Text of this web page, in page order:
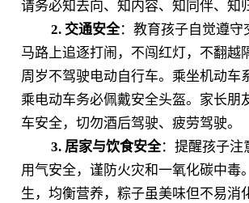
请务必知去向、知内容、知同伴、知
2. 交通安全：教育孩子自觉遵守
马路上追逐打闹，不闯红灯，不翻越
周岁不驾驶电动自行车。乘坐机动车
乘电动车务必佩戴安全头盔。家长朋
车安全，切勿酒后驾驶、疲劳驾驶。
3. 居家与饮食安全：提醒孩子注
用气安全，谨防火灾和一氧化碳中毒
生，均衡营养，粽子虽美味但不易消